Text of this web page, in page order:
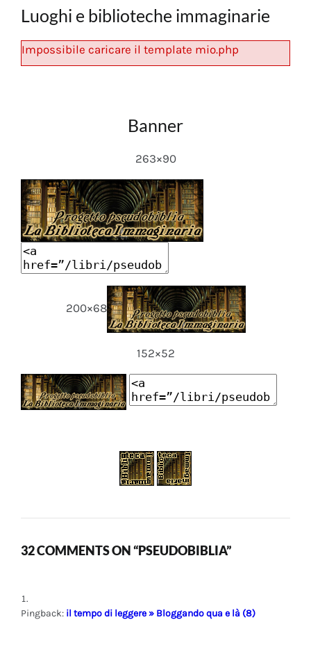
Luoghi e biblioteche immaginarie
Impossibile caricare il template mio.php
Banner
263×90
200×68
152×52
32 COMMENTS ON “PSEUDOBIBLIA”
Pingback: il tempo di leggere » Bloggando qua e là (8)